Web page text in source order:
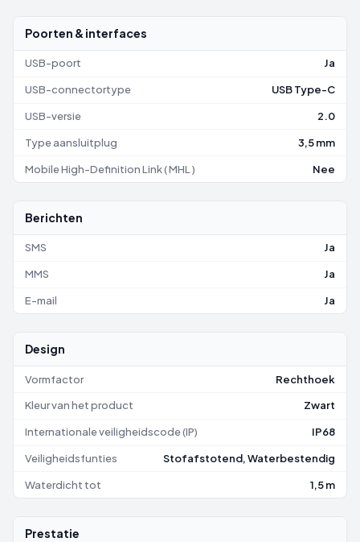
Poorten & interfaces
USB-poort Ja
USB-connectortype USB Type-C
USB-versie 2.0
Type aansluitplug 3,5 mm
Mobile High-Definition Link ( MHL ) Nee
Berichten
SMS Ja
MMS Ja
E-mail Ja
Design
Vormfactor Rechthoek
Kleur van het product Zwart
Internationale veiligheidscode (IP) IP68
Veiligheidsfunties Stofafstotend, Waterbestendig
Waterdicht tot 1,5 m
Prestatie